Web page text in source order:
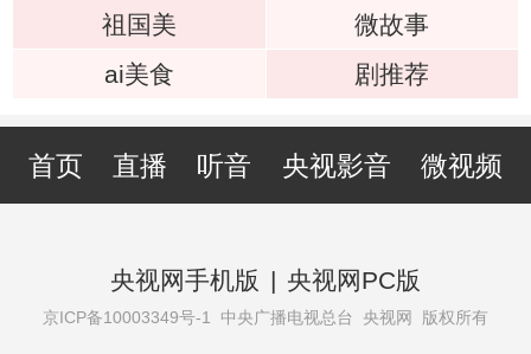
祖国美
微故事
ai美食
剧推荐
首页 直播 听音 央视影音 微视频
央视网手机版 | 央视网PC版
京ICP备10003349号-1 中央广播电视总台 央视网 版权所有